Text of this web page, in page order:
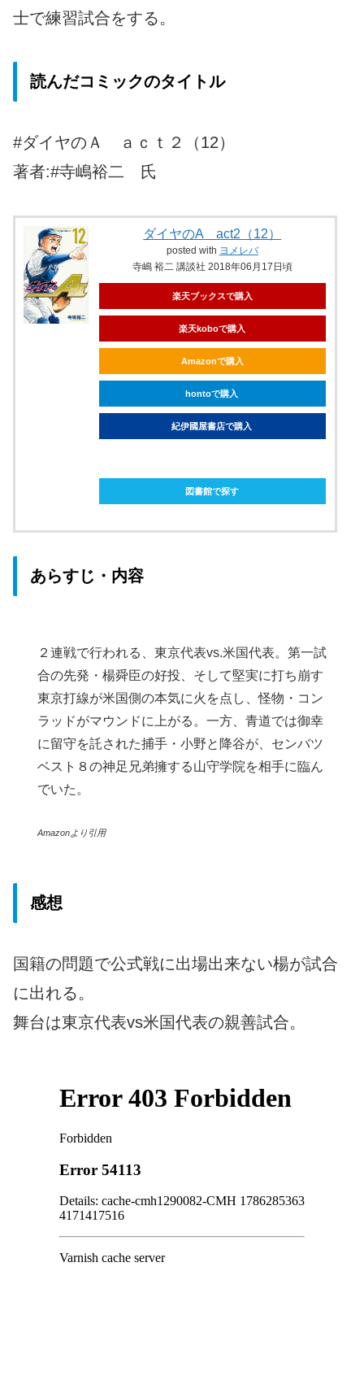
士で練習試合をする。
読んだコミックのタイトル
#ダイヤのＡ ａｃｔ２（12）
著者:#寺嶋裕二 氏
ダイヤのA act2（12）
posted with ヨメレバ
寺嶋 裕二 講談社 2018年06月17日頃
楽天ブックスで購入
楽天koboで購入
Amazonで購入
hontoで購入
紀伊國屋書店で購入
図書館で探す
あらすじ・内容
２連戦で行われる、東京代表vs.米国代表。第一試
合の先発・楊舜臣の好投、そして堅実に打ち崩す
東京打線が米国側の本気に火を点し、怪物・コン
ラッドがマウンドに上がる。一方、青道では御幸
に留守を託された捕手・小野と降谷が、センバツ
ベスト８の神足兄弟擁する山守学院を相手に臨ん
でいた。
Amazonより引用
感想
国籍の問題で公式戦に出場出来ない楊が試合
に出れる。
舞台は東京代表vs米国代表の親善試合。